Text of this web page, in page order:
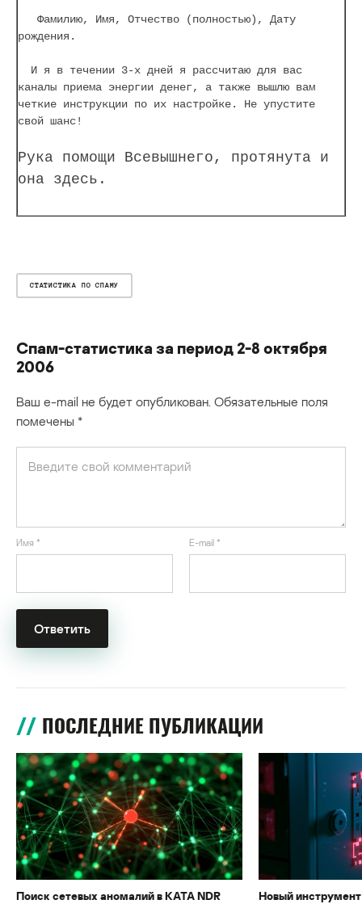
Фамилию, Имя, Отчество (полностью), Дату
рождения.
И я в течении 3-х дней я рассчитаю для вас
каналы приема энергии денег, а также вышлю вам
четкие инструкции по их настройке. Не упустите
свой шанс!
Рука помощи Всевышнего, протянута и
она здесь.
СТАТИСТИКА ПО СПАМУ
Спам-статистика за период 2-8 октября
2006
Ваш e-mail не будет опубликован. Обязательные поля
помечены *
Имя * E-mail *
ПОСЛЕДНИЕ ПУБЛИКАЦИИ
Поиск сетевых аномалий в KATA NDR
Новый